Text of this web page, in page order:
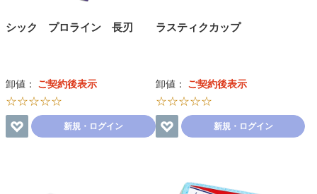
シック プロライン 長刃
卸値： ご契約後表示
☆☆☆☆☆
新規・ログイン
ラスティクカップ
卸値： ご契約後表示
☆☆☆☆☆
新規・ログイン